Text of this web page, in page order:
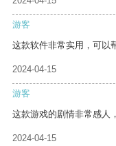
游客
这款软件非常实用，可以
2024-04-15
游客
这款游戏的剧情非常感人
2024-04-15